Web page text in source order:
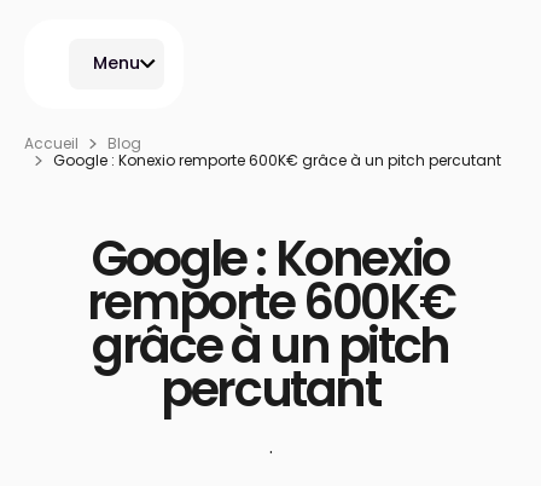
Menu
Accueil
Blog
Google : Konexio remporte 600K€ grâce à un pitch percutant
Google : Konexio
remporte 600K€
grâce à un pitch
percutant
·